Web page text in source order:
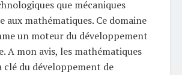
que mécaniques
aux mathématiques. Ce domaine
un moteur du développement
A mon avis, les mathématiques
du développement de